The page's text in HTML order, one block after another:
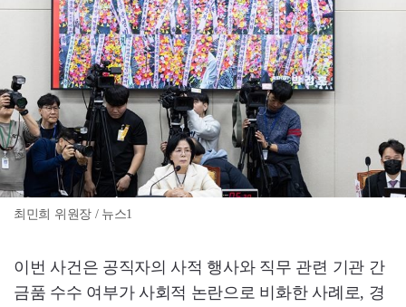
최민희 위원장 / 뉴스1
이번 사건은 공직자의 사적 행사와 직무 관련 기관 간
금품 수수 여부가 사회적 논란으로 비화한 사례로, 경